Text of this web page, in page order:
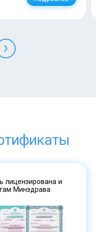
лицензирована и
Минздрава